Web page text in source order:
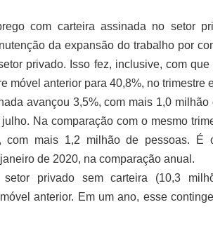
com carteira assinada no setor
da expansão do trabalho por
privado. Isso fez, inclusive, com
móvel anterior para 40,8%, no trimestre
avançou 3,5%, com mais 1,0
Na comparação com o mesmo
com mais 1,2 milhão de pessoas. É
de 2020, na comparação anual.
privado sem carteira (10,3
anterior. Em um ano, esse